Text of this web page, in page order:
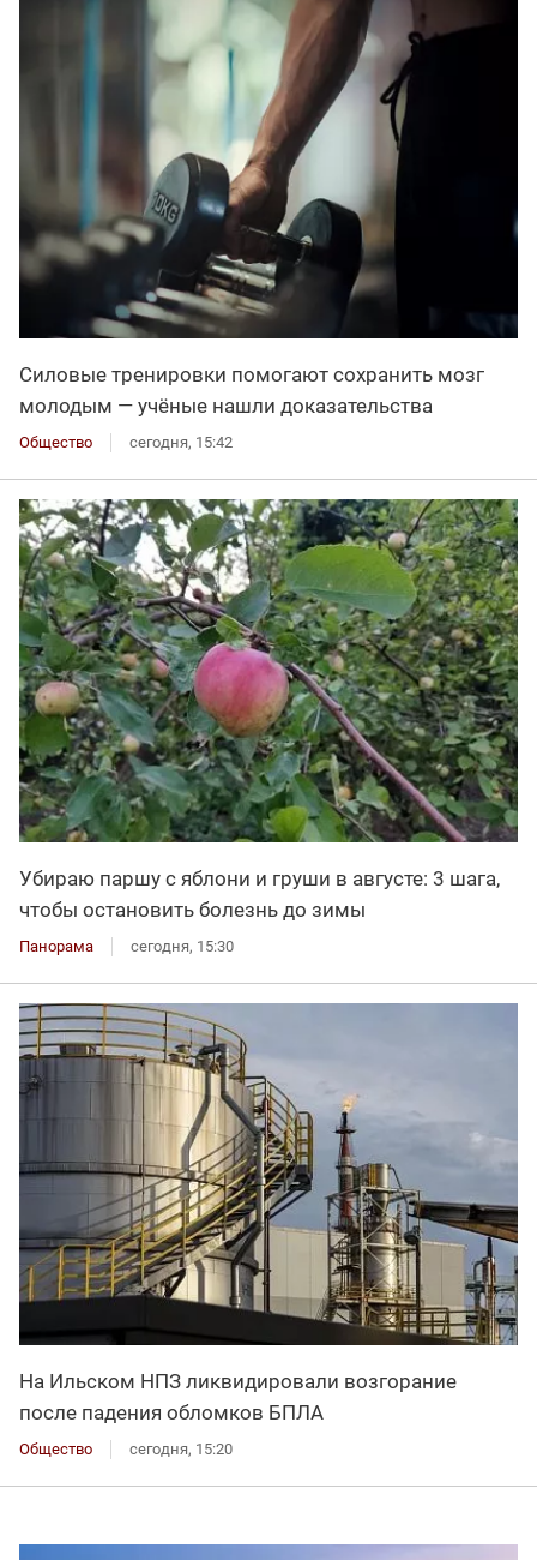
Силовые тренировки помогают сохранить мозг
молодым — учёные нашли доказательства
Общество сегодня, 15:42
Убираю паршу с яблони и груши в августе: 3 шага,
чтобы остановить болезнь до зимы
Панорама сегодня, 15:30
На Ильском НПЗ ликвидировали возгорание
после падения обломков БПЛА
Общество сегодня, 15:20